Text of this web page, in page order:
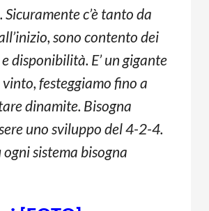
c’è tanto da
sono contento dei
disponibilità. E’ un gigante
festeggiamo fino a
dinamite. Bisogna
uno sviluppo del 4-2-4.
sistema bisogna